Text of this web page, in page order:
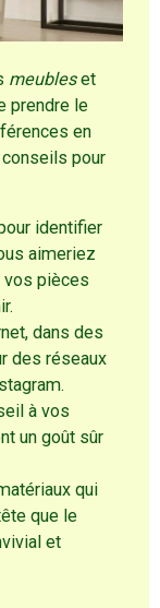
meubleset
prendre le
en
pour
identifier
aimeriez
vos pièces
dans des
des réseaux
à vos
un goût sûr
qui
que le
et